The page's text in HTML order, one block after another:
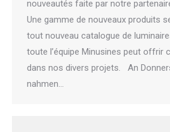
nouveautés faite par notre
Une gamme de nouveaux produits
tout nouveau catalogue de
toute l’équipe Minusines peut offrir
dans nos divers projets. An
nahmen…